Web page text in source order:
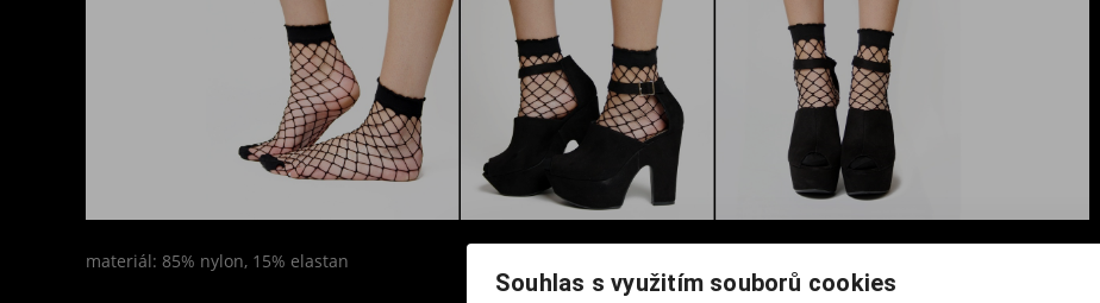
materiál: 85% nylon, 15% elastan
Souhlas s využitím souborů cookies